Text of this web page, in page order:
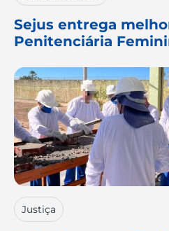
Sejus entrega
Penitenciária
Justiça